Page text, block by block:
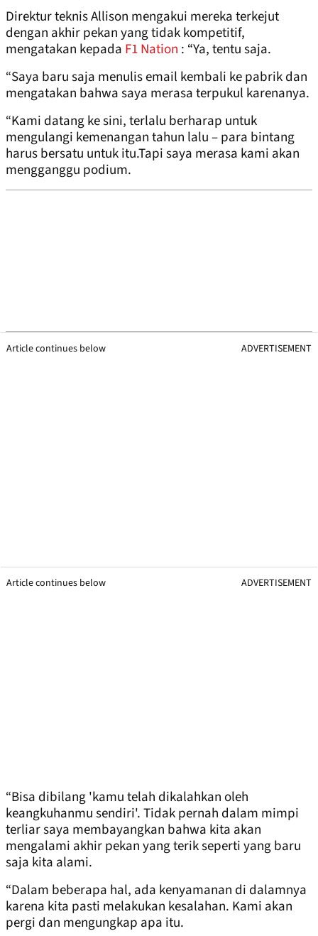
Direktur teknis Allison mengakui mereka terkejut
dengan akhir pekan yang tidak kompetitif,
mengatakan kepada F1 Nation : “Ya, tentu saja.
“Saya baru saja menulis email kembali ke pabrik dan
mengatakan bahwa saya merasa terpukul karenanya.
“Kami datang ke sini, terlalu berharap untuk
mengulangi kemenangan tahun lalu – para bintang
harus bersatu untuk itu.Tapi saya merasa kami akan
mengganggu podium.
Article continues below ADVERTISEMENT
Article continues below ADVERTISEMENT
“Bisa dibilang 'kamu telah dikalahkan oleh
keangkuhanmu sendiri'. Tidak pernah dalam mimpi
terliar saya membayangkan bahwa kita akan
mengalami akhir pekan yang terik seperti yang baru
saja kita alami.
“Dalam beberapa hal, ada kenyamanan di dalamnya
karena kita pasti melakukan kesalahan. Kami akan
pergi dan mengungkap apa itu.